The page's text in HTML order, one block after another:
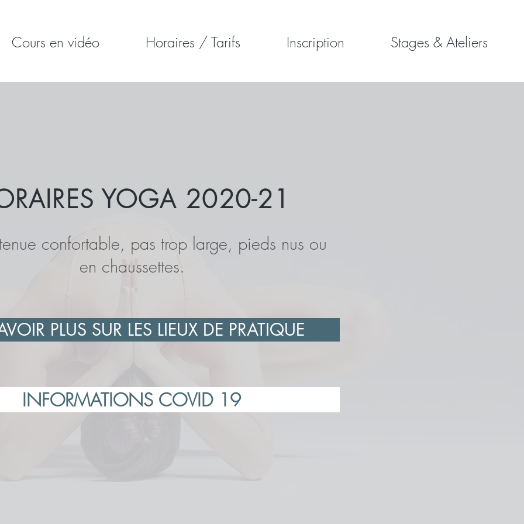
Cours en vidéo Horaires / Tarifs Inscription Stages & Ateliers
YOGA 2020-21
confortable, pas trop large, pieds nus ou
en chaussettes.
PLUS SUR LES LIEUX DE PRATIQUE
INFORMATIONS COVID 19